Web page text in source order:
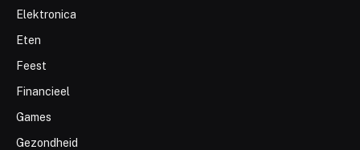
Elektronica
Eten
Feest
Financieel
Games
Gezondheid